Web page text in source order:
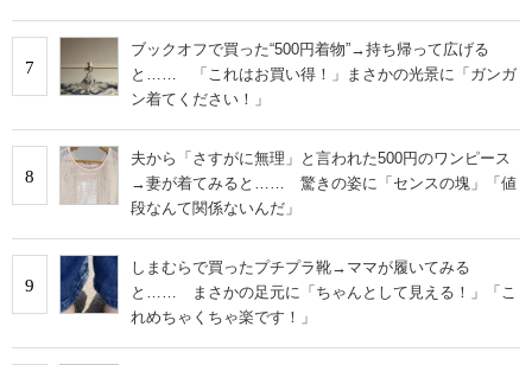
7
ブックオフで買った“500円着物”→持ち帰って広げる
と…… 「これはお買い得！」まさかの光景に「ガンガ
ン着てください！」
8
夫から「さすがに無理」と言われた500円のワンピース
→妻が着てみると…… 驚きの姿に「センスの塊」「値
段なんて関係ないんだ」
9
しまむらで買ったプチプラ靴→ママが履いてみる
と…… まさかの足元に「ちゃんとして見える！」「こ
れめちゃくちゃ楽です！」